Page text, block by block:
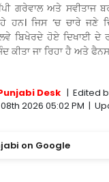
ਗਰੇਵਾਲ ਅਤੇ ਸਵੀਤਾਜ
ਜਿਸ ‘ਚ ਚਾਰੇ ਜਣੇ
ਬਿਖੇਰਦੇ ਹੋਏ ਦਿਖਾਈ ਦੇ
ਕੀਤਾ ਜਾ ਰਿਹਾ ਹੈ ਅਤੇ
Desk | Edited
2026 05:02 PM |
on Google